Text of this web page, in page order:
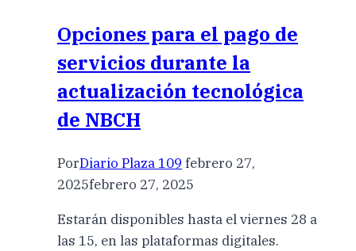
Opciones para el pago de
servicios durante la
actualización tecnológica
de NBCH
PorDiario Plaza 109 febrero 27,
2025febrero 27, 2025
Estarán disponibles hasta el viernes 28 a
las 15, en las plataformas digitales.